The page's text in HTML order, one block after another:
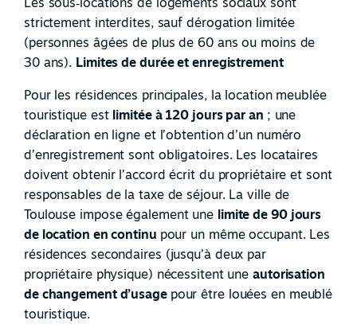
strictement interdites, sauf dérogation limitée
(personnes âgées de plus de 60 ans ou moins de
30 ans). Limites de durée et enregistrement
Pour les résidences principales, la location meublée
touristique est limitée à 120 jours par an ; une
déclaration en ligne et l’obtention d’un numéro
d’enregistrement sont obligatoires. Les locataires
doivent obtenir l’accord écrit du propriétaire et sont
responsables de la taxe de séjour. La ville de
Toulouse impose également une limite de 90 jours
de location en continu pour un même occupant. Les
résidences secondaires (jusqu’à deux par
propriétaire physique) nécessitent uneautorisation
de changement d’usage pour être louées en meublé
touristique.